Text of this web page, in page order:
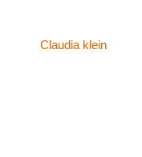
Claudia klein